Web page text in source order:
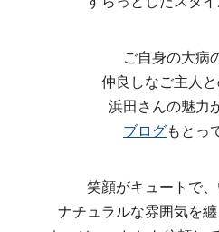
ご自身の大病
仲良しなご主人と
浜田さんの魅力
ブログもとっ
笑顔がキュートで
ナチュラルな雰囲気を纏